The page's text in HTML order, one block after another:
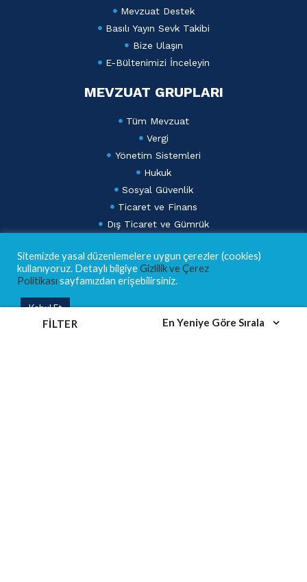
Mevzuat Destek
Basılı Yayın Sevk Takibi
Bize Ulaşın
E-Bültenimizi İnceleyin
MEVZUAT GRUPLARI
Tüm Mevzuat
Vergi
Yönetim Sistemleri
Hukuk
Sosyal Güvenlik
Ticaret ve Finans
Dış Ticaret ve Gümrük
AKADEMİ
Eğitim Kategorileri
Sitemizde yasal düzenlemelere uygun çerezler (cookies)
kullanıyoruz. Detaylı bilgiyeGizlilik ve Çerez
Politikası sayfamızdan erişebilirsiniz.
Kabul Et
FILTER En Yeniye Göre Sırala